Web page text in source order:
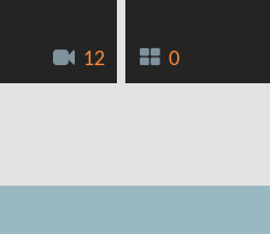
12 0